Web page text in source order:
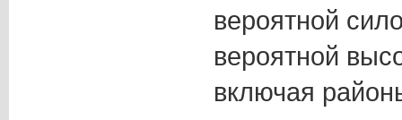
вероятной
вероятной
включая